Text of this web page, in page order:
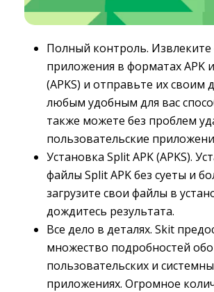
Полный контроль. Извлеките
приложения в форматах APK
(APKS) и отправьте их своим
любым удобным для вас
также можете без проблем
пользовательские
Установка Split APK (APKS).
файлы Split APK без суеты и
загрузите свои файлы в
дождитесь результата.
Все дело в деталях. Skit
множество подробностей обо
пользовательских и
приложениях. Огромное